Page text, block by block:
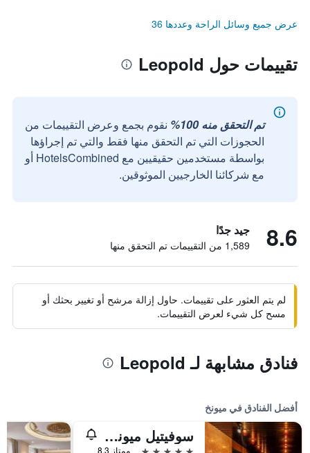
عرض جميع وسائل الراحة وعددها 36
تقييمات حول Leopold
تم التحقق منه 100%
نقوم بجمع وعرض التقييمات من
الحجوزات التي تم التحقق منها فقط والتي تم إجراؤها
بواسطة مستخدمين حقيقيين مع HotelsCombined أو
مع شركائنا الخارجيين الموثوقين.
8.6 جيد جدًا
1,589 من التقييمات تم التحقق منها
لم يتم العثور على تقييمات. حاول إزالة مرشح أو تغيير بحثك أو
مسح كل شيء لعرض التقييمات.
فنادق مشابهة لـ Leopold
أفضل الفنادق في ميونخ
سوفيتيل ميونيخ بايربوست
5 نجوم ممتاز 8.3